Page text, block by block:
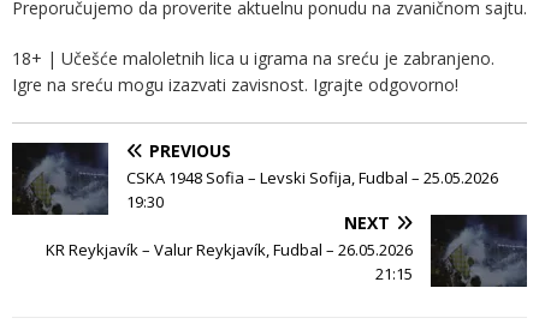
Preporučujemo da proverite aktuelnu ponudu na zvaničnom sajtu.
18+ | Učešće maloletnih lica u igrama na sreću je zabranjeno.
Igre na sreću mogu izazvati zavisnost. Igrajte odgovorno!
PREVIOUS
CSKA 1948 Sofia – Levski Sofija, Fudbal – 25.05.2026
19:30
NEXT
KR Reykjavík – Valur Reykjavík, Fudbal – 26.05.2026
21:15